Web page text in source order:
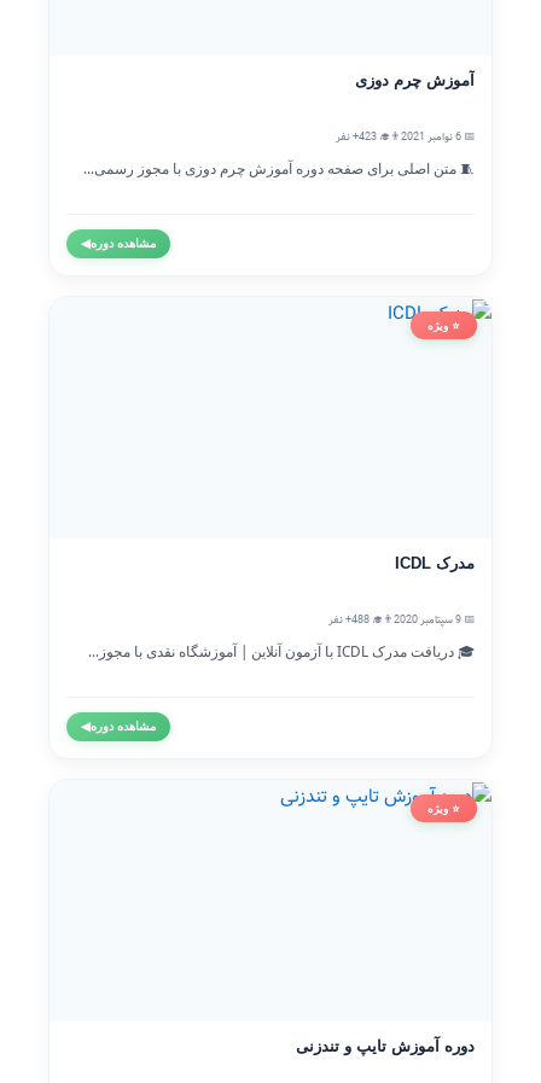
آموزش چرم دوزی
📅 6 نوامبر 2021
👨‍🎓 423+ نفر
🧵 متن اصلی برای صفحه دوره آموزش چرم دوزی با مجوز رسمی...
مشاهده دوره◀
⭐ ویژه
مدرک ICDL
📅 9 سپتامبر 2020
👨‍🎓 488+ نفر
🎓 دریافت مدرک ICDL با آزمون آنلاین | آموزشگاه نقدی با مجوز...
مشاهده دوره◀
⭐ ویژه
دوره آموزش تایپ و تندزنی